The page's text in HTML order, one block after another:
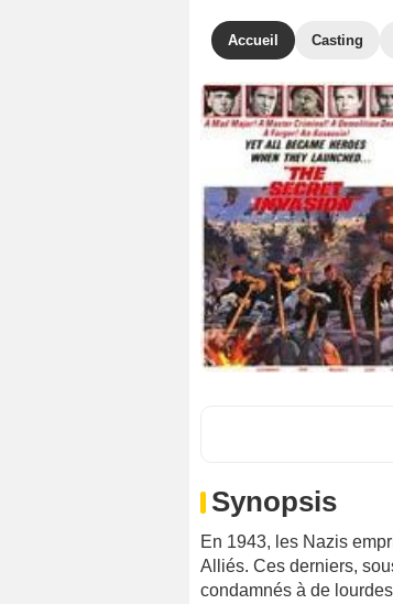
Accueil Casting
Synopsis
En 1943, les Nazis
Alliés. Ces derniers,
condamnés à de